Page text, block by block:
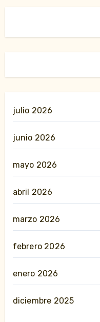
julio 2026
junio 2026
mayo 2026
abril 2026
marzo 2026
febrero 2026
enero 2026
diciembre 2025